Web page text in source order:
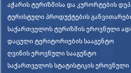
აჭარის ტურიზმისა და კურორტების
ტურისტული პროდუქტების
საქართველოს ტურიზმის ეროვნული
დაცული ტერიტორიების სააგენტო
ღვინის ეროვნული სააგენტო
საქართველოს სტატისტიკის ეროვნული